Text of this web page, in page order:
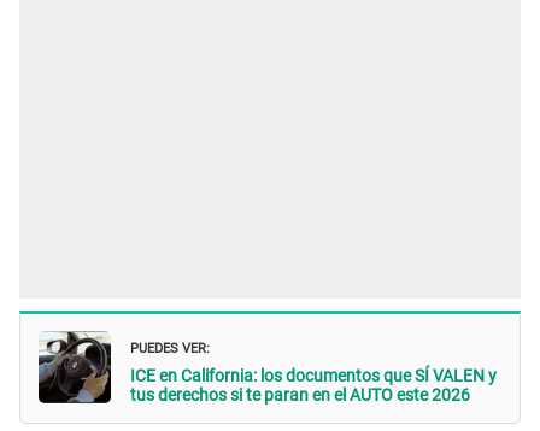
PUEDES VER:
ICE en California: los documentos que SÍ VALEN y
tus derechos si te paran en el AUTO este 2026